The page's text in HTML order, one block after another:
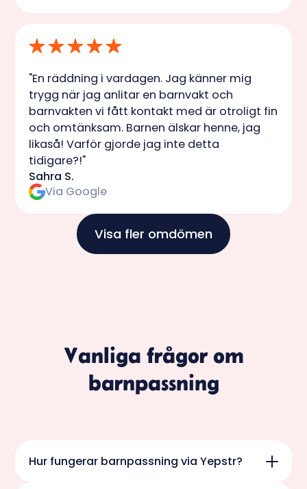
"En räddning i vardagen. Jag känner mig
trygg när jag anlitar en barnvakt och
barnvakten vi fått kontakt med är otroligt fin
och omtänksam. Barnen älskar henne, jag
likaså! Varför gjorde jag inte detta
tidigare?!"
Sahra S.
Via Google
Visa fler omdömen
Vanliga frågor om
barnpassning
Hur fungerar barnpassning via Yepstr?